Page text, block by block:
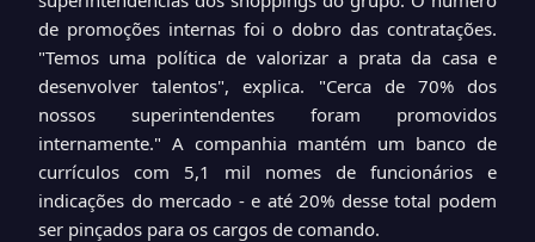
de promoções internas foi o dobro das contratações.
"Temos uma política de valorizar a prata da casa e
desenvolver talentos", explica. "Cerca de 70% dos
nossos superintendentes foram promovidos
internamente." A companhia mantém um banco de
currículos com 5,1 mil nomes de funcionários e
indicações do mercado - e até 20% desse total podem
ser pinçados para os cargos de comando.